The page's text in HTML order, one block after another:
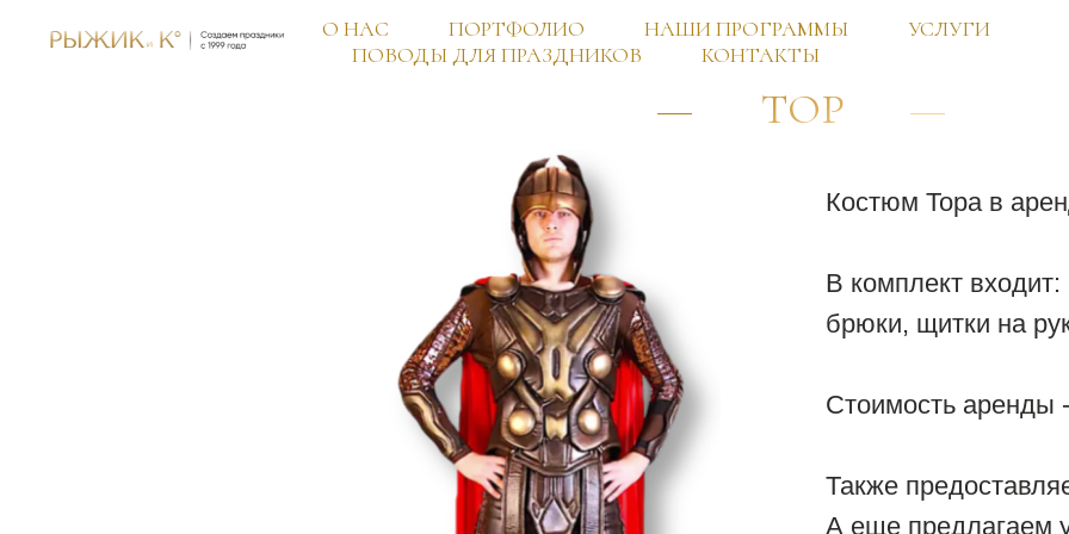
О НАС ПОРТФОЛИО НАШИ ПРОГРАММЫ
УСЛУГИ
ПОВОДЫ ДЛЯ ПРАЗДНИКОВ
КОНТАКТЫ
ТОР
Костюм Тора в
В комплект
брюки, щитки на
Стоимость аренды
Также
А еще предлагаем